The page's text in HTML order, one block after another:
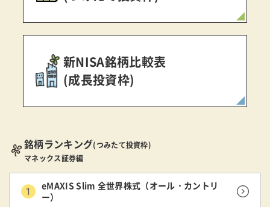
新NISA銘柄比較表
(成長投資枠)
銘柄ランキング(つみたて投資枠)
マネックス証券編
eMAXIS Slim 全世界株式（オール・カントリ
ー）